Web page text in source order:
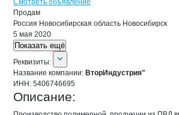
Смотреть объявление
Продам
Россия Новосибирская область Новосибирск
5 мая 2020
Показать ещё
О компании
Реквизиты
Реквизиты:
Название компании: ВторИндустрия"
ИНН: 5406746695
Описание: